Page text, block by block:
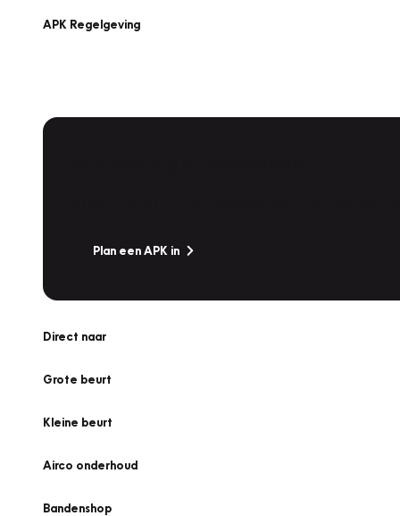
APK Regelgeving
Plan een APK in
Direct naar
Grote beurt
Kleine beurt
Airco onderhoud
Bandenshop